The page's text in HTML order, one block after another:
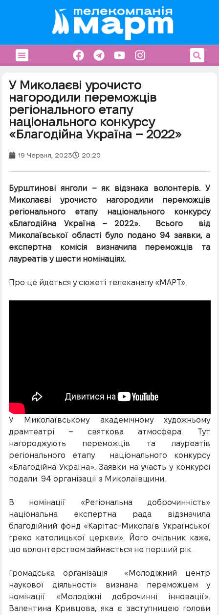
У Миколаєві урочисто
нагородили переможців
регіонального етапу
національного конкурсу
«Благодійна Україна – 2022»
19 Червня, 2023 20:20
Бурштинові янголи – як відзнака волонтерів. У
Миколаєві урочисто нагородили переможців
регіонального етапу національного конкурсу
«Благодійна Україна – 2022». Всього від
Миколаївської області було подано 94 заявки, а
експертна комісія визначила переможців та
лауреатів у шести номінаціях.
Про це йдеться у сюжеті телеканалу «МАРТ».
У Миколаївському академічному художньому
драмтеатрі – святкова атмосфера. Тут
нагороджують переможців та лауреатів
регіонального етапу національного конкурсу
«Благодійна Україна». Заявки на участь у конкурсі
подали 94 організації з Миколаївщини.
В номінації «Регіональна доброчинність»
національна експертна рада відзначила
благодійний фонд «Карітас-Миколаїв Української
греко католицької церкви». Його очільник каже,
що волонтерством займається не перший рік.
Громадська організація «Молодіжний центр
наукової діяльності» визнана переможцем у
номінації «Молодіжні доброчинні інновації».
Валентина Кривцова, яка є заступницею голови